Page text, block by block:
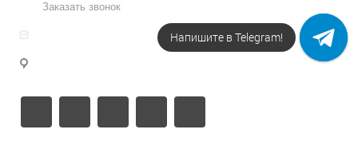
Заказать звонок
info@metodsmirnova.ru Напишите в Telegram!